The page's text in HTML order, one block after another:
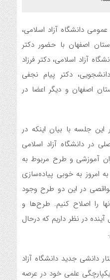
دانشگاه آزاد اسلامی،
اصفهان با حضور دکتر
آزاد اسلامی، دکتر فرزاد
دکتر پیام نجفی
اصفهان و دیگر اعضا در
این جلسه با بیان اینکه در
در دانشگاه آزاد اسلامی
آموزشی و طرح مربوط به
امروز به خوبی پیاده‌سازی
در این دو طرح وجود
را اصلاح کنیم. طرح‌ها و
در نظر داریم که درحال
دانشی جدید دانشگاه آزاد
علمی خود در عرصه